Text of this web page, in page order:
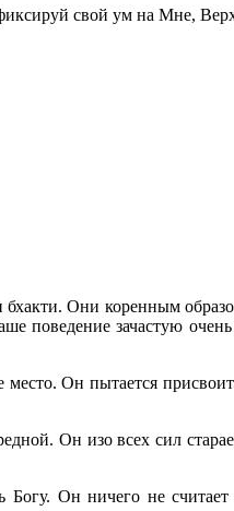
свой ум на Мне,
Они коренным
поведение зачастую
Он пытается
Он изо всех сил
Он ничего не